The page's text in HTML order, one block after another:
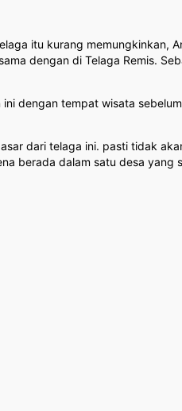
itu kurang memungkinkan,
dengan di Telaga Remis.
dengan tempat wisata
dari telaga ini. pasti tidak
berada dalam satu desa